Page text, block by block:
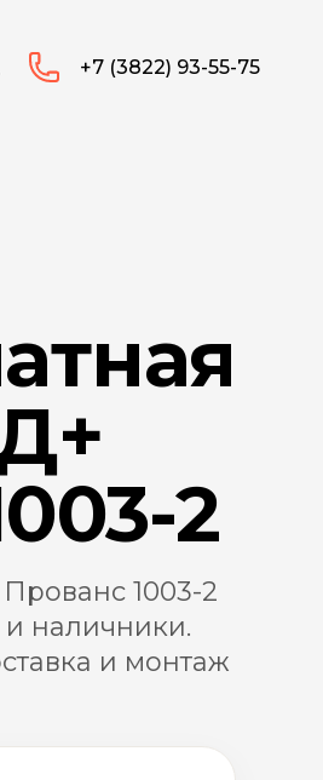
+7 (3822) 93-55-75
2
1003-2
наличники.
и монтаж